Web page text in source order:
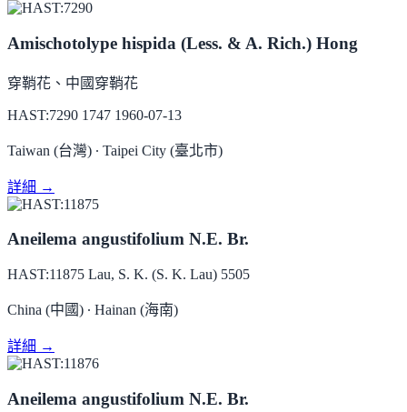
Amischotolype hispida (Less. & A. Rich.) Hong
穿鞘花、中國穿鞘花
HAST:7290 1747 1960-07-13
Taiwan (台灣) ∙ Taipei City (臺北市)
詳細 →
Aneilema angustifolium N.E. Br.
HAST:11875 Lau, S. K. (S. K. Lau) 5505
China (中國) ∙ Hainan (海南)
詳細 →
Aneilema angustifolium N.E. Br.